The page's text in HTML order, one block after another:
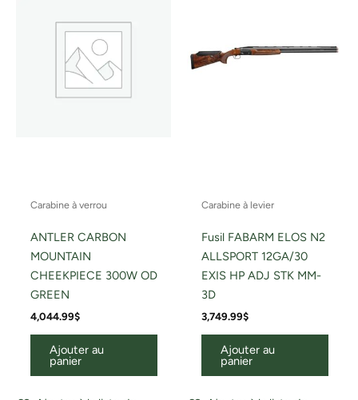
Carabine à verrou
ANTLER CARBON
MOUNTAIN
CHEEKPIECE 300W OD
GREEN
4,044.99$
Ajouter au
panier
Carabine à levier
Fusil FABARM ELOS N2
ALLSPORT 12GA/30
EXIS HP ADJ STK MM-
3D
3,749.99$
Ajouter au
panier